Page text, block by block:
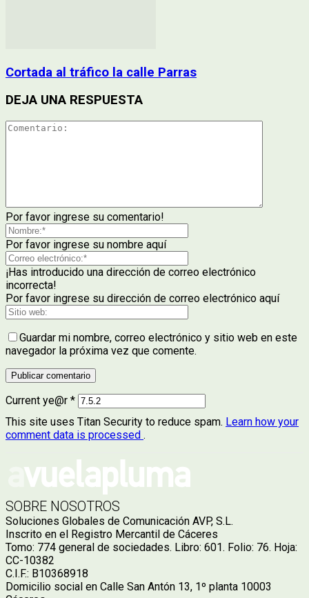
Cortada al tráfico la calle Parras
DEJA UNA RESPUESTA
Por favor ingrese su comentario!
Por favor ingrese su nombre aquí
¡Has introducido una dirección de correo electrónico
incorrecta!
Por favor ingrese su dirección de correo electrónico aquí
Guardar mi nombre, correo electrónico y sitio web en este
navegador la próxima vez que comente.
Current ye@r *
This site uses Titan Security to reduce spam. Learn how your
comment data is processed .
SOBRE NOSOTROS
Soluciones Globales de Comunicación AVP, S.L.
Inscrito en el Registro Mercantil de Cáceres
Tomo: 774 general de sociedades. Libro: 601. Folio: 76. Hoja:
CC-10382
C.I.F.: B10368918
Domicilio social en Calle San Antón 13, 1º planta 10003